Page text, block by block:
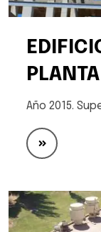
Año 2015.